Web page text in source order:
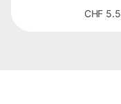
CHF